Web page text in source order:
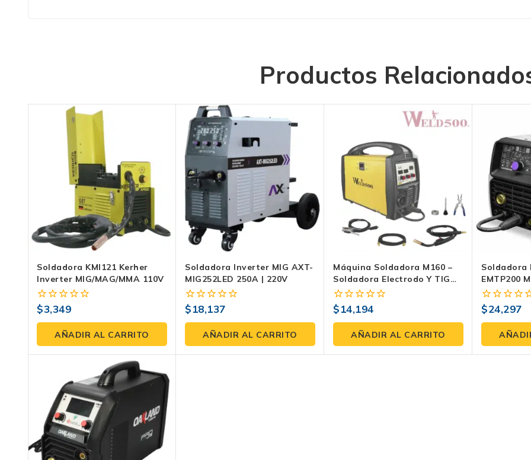
Productos
Soldadora KMI121 Kerher
Inverter MIG/MAG/MMA 110V
0
fuera
5
$3,349
AÑADIR AL CARRITO
Soldadora Inverter MIG AXT-
MIG252LED 250A | 220V
0
fuera
5
$18,137
AÑADIR AL CARRITO
Máquina Soldadora M160 –
Soldadora Electrodo Y TIG
Weld 500
0
fuera
5
$14,194
AÑADIR AL CARRITO
Soldadora
EMTP200
MIG/MMA/
200 Amp
0
fuera
5
$24,297